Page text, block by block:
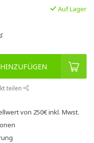
Auf Lager
.
teilen
von 250€inkl. Mwst.